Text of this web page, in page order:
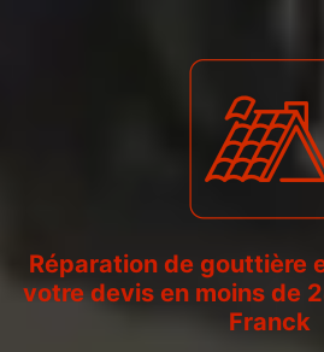
Réparation de gouttière
votre devis en moins de
Franck